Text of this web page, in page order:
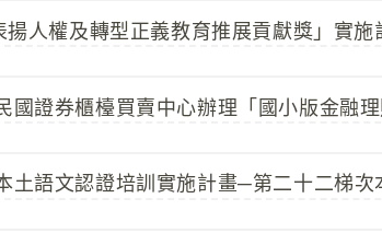
人權及轉型正義教育推展貢獻獎」實施
國證券櫃檯買賣中心辦理「國小版金融理
土語文認證培訓實施計畫─第二十二梯次